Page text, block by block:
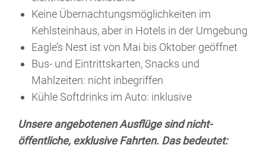
Keine Übernachtungsmöglichkeiten im
Kehlsteinhaus, aber in Hotels in der Umgebung
Eagle’s Nest ist von Mai bis Oktober geöffnet
Bus- und Eintrittskarten, Snacks und
Mahlzeiten: nicht inbegriffen
Kühle Softdrinks im Auto: inklusive
Unsere angebotenen Ausflüge sind nicht-
öffentliche, exklusive Fahrten. Das bedeutet: